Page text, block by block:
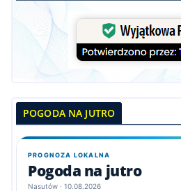
POGODA NA JUTRO
PROGNOZA LOKALNA
Pogoda na jutro
Nasutów · 10.08.2026